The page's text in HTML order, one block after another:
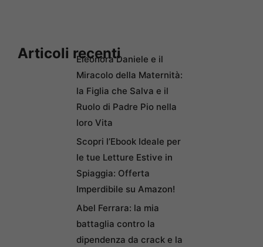
Articoli recentiEleonora Daniele e il
Miracolo della Maternità:
la Figlia che Salva e il
Ruolo di Padre Pio nella
loro Vita
Scopri l’Ebook Ideale per
le tue Letture Estive in
Spiaggia: Offerta
Imperdibile su Amazon!
Abel Ferrara: la mia
battaglia contro la
dipendenza da crack e la